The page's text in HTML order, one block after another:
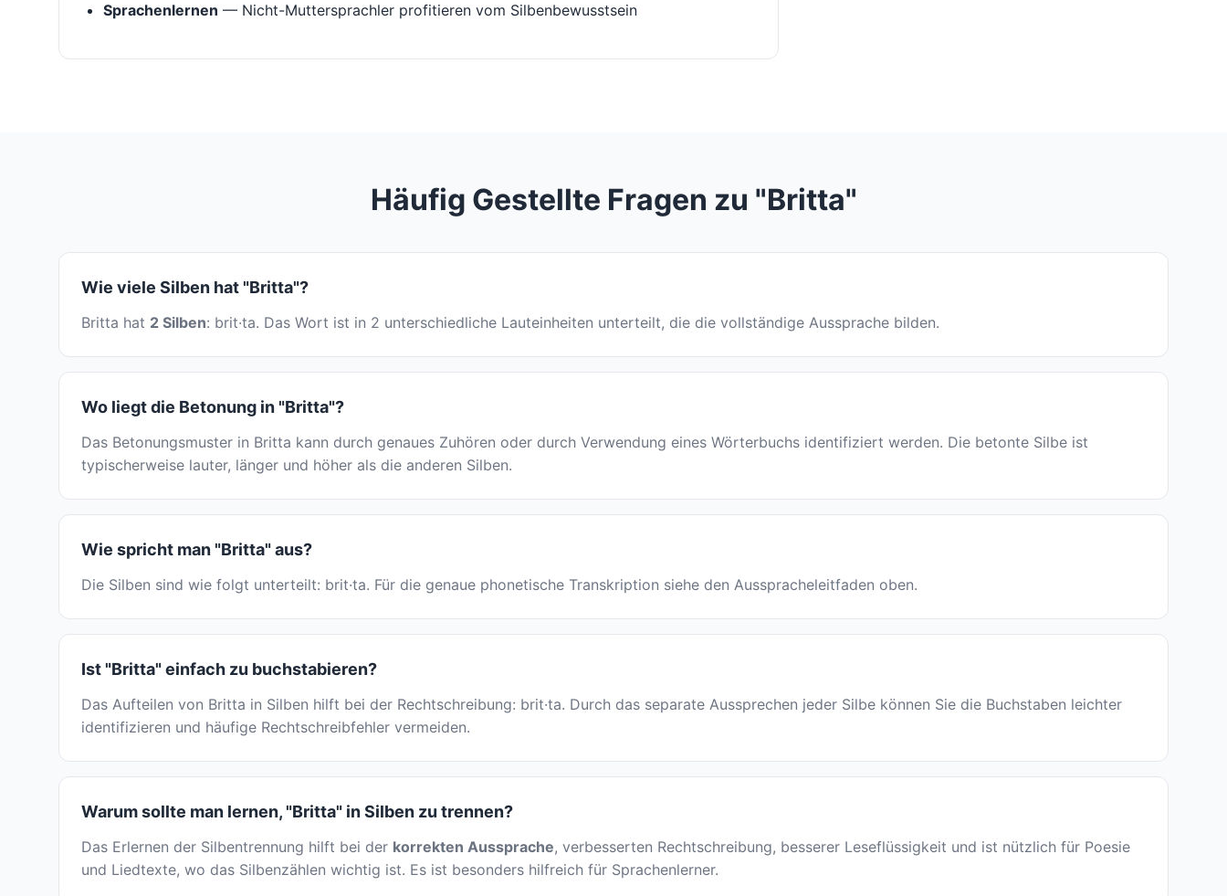
Sprachenlernen — Nicht-Muttersprachler profitieren vom Silbenbewusstsein
Häufig Gestellte Fragen zu "Britta"
Wie viele Silben hat "Britta"?
Britta hat 2 Silben: brit·ta. Das Wort ist in 2 unterschiedliche Lauteinheiten unterteilt, die die vollständige Aussprache bilden.
Wo liegt die Betonung in "Britta"?
Das Betonungsmuster in Britta kann durch genaues Zuhören oder durch Verwendung eines Wörterbuchs identifiziert werden. Die betonte Silbe ist
typischerweise lauter, länger und höher als die anderen Silben.
Wie spricht man "Britta" aus?
Die Silben sind wie folgt unterteilt: brit·ta. Für die genaue phonetische Transkription siehe den Ausspracheleitfaden oben.
Ist "Britta" einfach zu buchstabieren?
Das Aufteilen von Britta in Silben hilft bei der Rechtschreibung: brit·ta. Durch das separate Aussprechen jeder Silbe können Sie die Buchstaben leichter
identifizieren und häufige Rechtschreibfehler vermeiden.
Warum sollte man lernen, "Britta" in Silben zu trennen?
Das Erlernen der Silbentrennung hilft bei der korrekten Aussprache, verbesserten Rechtschreibung, besserer Leseflüssigkeit und ist nützlich für Poesie
und Liedtexte, wo das Silbenzählen wichtig ist. Es ist besonders hilfreich für Sprachenlerner.